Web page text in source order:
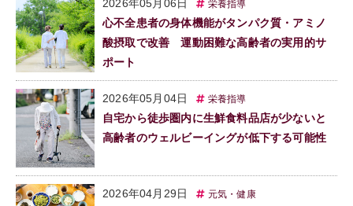
2026年05月06日 栄養指導
心不全患者の身体機能がタンパク質・アミノ
酸摂取で改善 運動困難な高齢者の実用的サ
ポート
2026年05月04日 栄養指導
自宅から徒歩圏内に生鮮食料品店が少ないと
高齢者のウェルビーイングが低下する可能性
2026年04月29日 元気・健康